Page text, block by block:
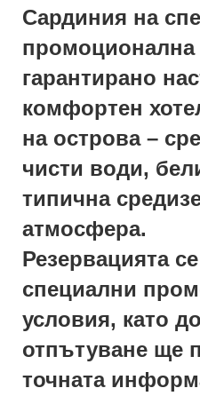
Сардиния на
промоционална
гарантирано
комфортен
на острова –
чисти води,
типична
атмосфера.
Резервацията
специални
условия, като
отпътуване ще
точната